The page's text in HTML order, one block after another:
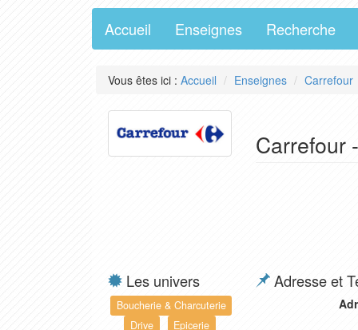
Accueil Enseignes Recherche
Vous êtes ici : Accueil Enseignes Carrefour
Carrefour
Les univers
Boucherie & Charcuterie
Drive
Epicerie
Adresse et